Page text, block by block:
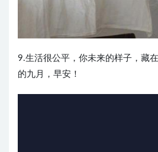
9.生活很公平，你未来的样子，藏
的九月，早安！